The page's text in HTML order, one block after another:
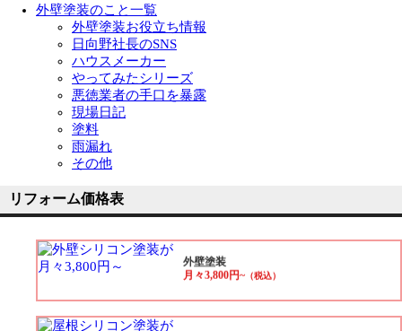
外壁塗装のこと一覧
外壁塗装お役立ち情報
日向野社長のSNS
ハウスメーカー
やってみたシリーズ
悪徳業者の手口を暴露
現場日記
塗料
雨漏れ
その他
リフォーム価格表
外壁塗装
月々3,800円~（税込）